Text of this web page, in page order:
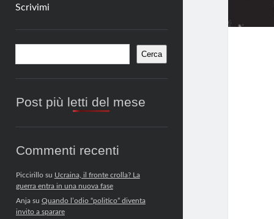
Scrivimi
Barra
laterale
Cerca
Post più letti del mese
Commenti recenti
Piccirillosu Ucraina, il fronte crolla? La
guerra entra in una nuova fase
Anjasu Quando l’odio “politico” diventa
invito a sparare